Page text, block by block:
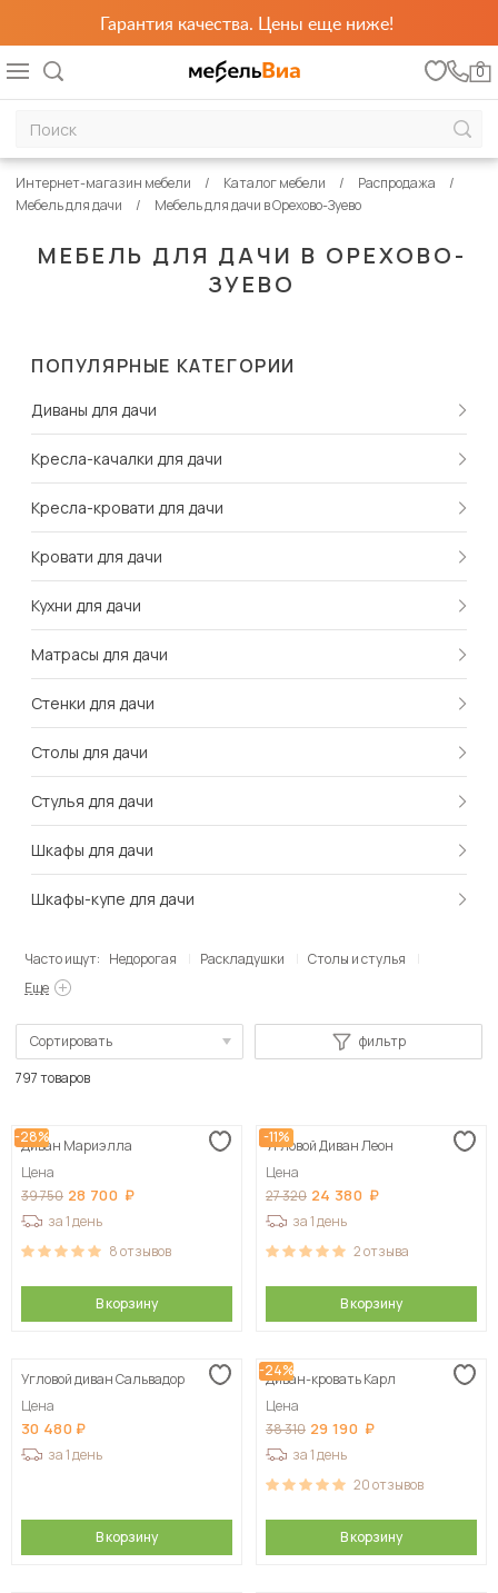
Гарантия качества. Цены еще ниже!
0
МЕБЕЛЬ ДЛЯ ДАЧИ В ОРЕХОВО-
ЗУЕВО
Интернет-магазин мебели Каталог мебели
Распродажа
Мебель для дачи
Мебель для дачи в Орехово-Зуево
ПОПУЛЯРНЫЕ КАТЕГОРИИ
Диваны для дачи
Кресла-качалки для дачи
Кресла-кровати для дачи
Кровати для дачи
Кухни для дачи
Матрасы для дачи
Стенки для дачи
Столы для дачи
Стулья для дачи
Шкафы для дачи
Шкафы-купе для дачи
Часто ищут: Недорогая Раскладушки
Столы и стулья
Еще
Сортировать
Сначала дорогие
фильтр
797 товаров
-28%
Диван Мариэлла
Цена
39 750 28 700
за 1 день
8отзывов
В корзину
-11%
Угловой Диван Леон
Цена
27 320 24 380
за 1 день
2отзыва
В корзину
Угловой диван Сальвадор
Цена
30 480
за 1 день
В корзину
-24%
Диван-кровать Карл
Цена
38 310 29 190
за 1 день
20отзывов
В корзину